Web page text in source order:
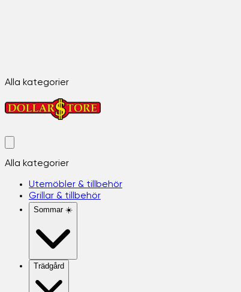
Alla kategorier
Alla kategorier
Utemöbler & tillbehör
Grillar & tillbehör
Sommar ☀️
Trädgård